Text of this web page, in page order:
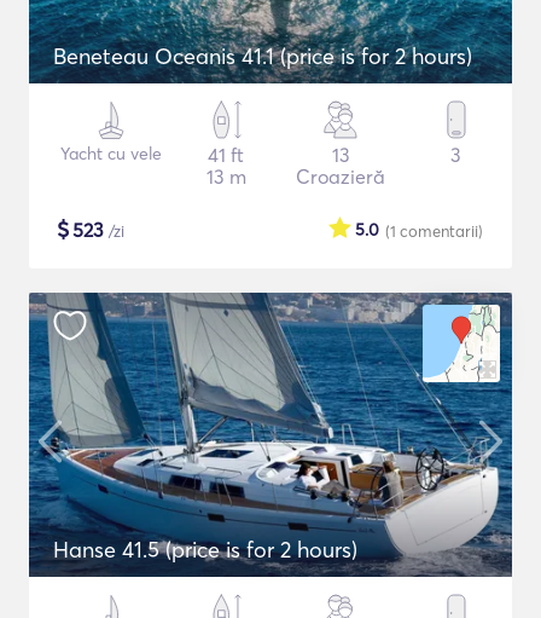
Beneteau Oceanis 41.1 (price is for 2 hours)
Yacht cu vele
41 ft
13 m
13
Croazieră
3
$523 /zi (1 comentarii)
5.0
Hanse 41.5 (price is for 2 hours)